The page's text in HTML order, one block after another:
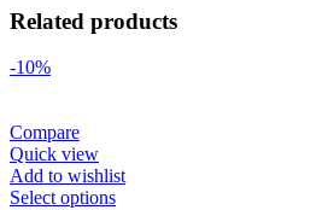
Related products
-10%
Compare
Quick view
Add to wishlist
Select options